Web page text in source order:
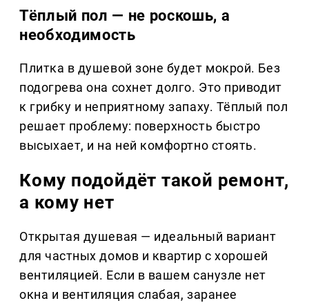
Тёплый пол — не роскошь, а
необходимость
Плитка в душевой зоне будет мокрой. Без
подогрева она сохнет долго. Это приводит
к грибку и неприятному запаху. Тёплый пол
решает проблему: поверхность быстро
высыхает, и на ней комфортно стоять.
Кому подойдёт такой ремонт,
а кому нет
Открытая душевая — идеальный вариант
для частных домов и квартир с хорошей
вентиляцией. Если в вашем санузле нет
окна и вентиляция слабая, заранее